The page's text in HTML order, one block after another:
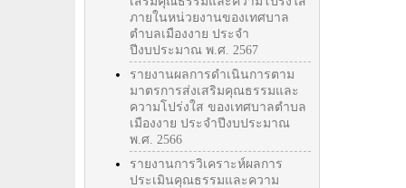
ภายในหน่วยงานของเทศบาล
ตำบลเมืองงาย ประจำ
ปีงบประมาณ พ.ศ. 2567
รายงานผลการดำเนินการตาม
มาตรการส่งเสริมคุณธรรมและ
ความโปร่งใส ของเทศบาลตำบล
เมืองงาย ประจำปีงบประมาณ
พ.ศ. 2566
รายงานการวิเคราะห์ผลการ
ประเมินคุณธรรมและความ